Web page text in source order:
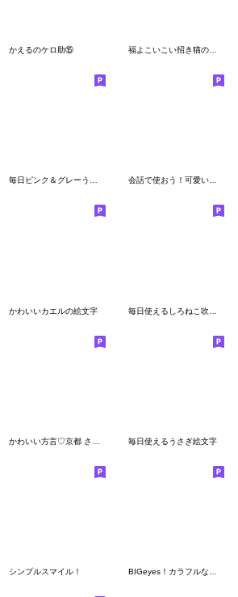
かえるのケロ助⑮ 福よこいこい招き猫の絵文字(敬語多め)
毎日ピンク＆グレーうさぎ絵文字 会話で使おう！可愛い基本的なカエル絵文字
かわいいカエルの絵文字
毎日使えるうさぎ絵文字
シンプルスマイル！ BIGeyes！カラフルなパンダ絵文字